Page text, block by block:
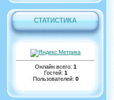
СТАТИСТИКА
Онлайн всего: 1
Гостей: 1
Пользователей: 0